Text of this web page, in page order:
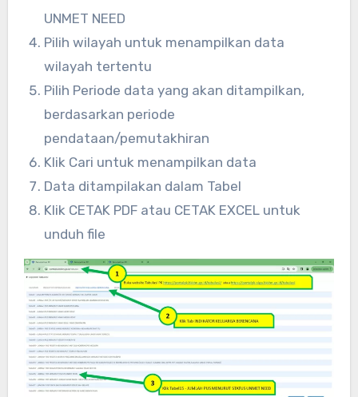
UNMET NEED
Pilih wilayah untuk menampilkan data
wilayah tertentu
Pilih Periode data yang akan ditampilkan,
berdasarkan periode
pendataan/pemutakhiran
Klik Cari untuk menampilkan data
Data ditampilakan dalam Tabel
Klik CETAK PDF atau CETAK EXCEL untuk
unduh file